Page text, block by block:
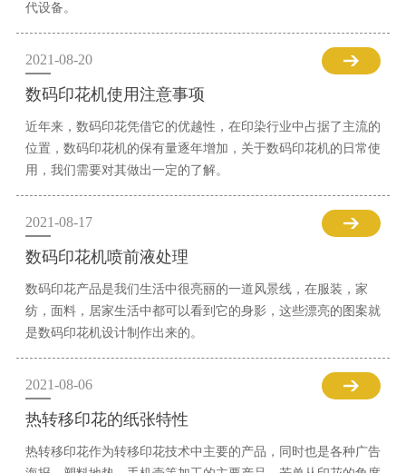
代设备。
2021-08-20
数码印花机使用注意事项
近年来，数码印花凭借它的优越性，在印染行业中占据了主流的
位置，数码印花机的保有量逐年增加，关于数码印花机的日常使
用，我们需要对其做出一定的了解。
2021-08-17
数码印花机喷前液处理
数码印花产品是我们生活中很亮丽的一道风景线，在服装，家
纺，面料，居家生活中都可以看到它的身影，这些漂亮的图案就
是数码印花机设计制作出来的。
2021-08-06
热转移印花的纸张特性
热转移印花作为转移印花技术中主要的产品，同时也是各种广告